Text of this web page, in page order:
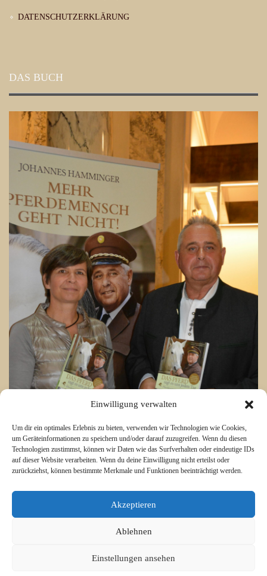
Einwilligung verwalten
Um dir ein optimales Erlebnis zu bieten, verwenden wir Technologien wie Cookies,
um Geräteinformationen zu speichern und/oder darauf zuzugreifen. Wenn du diesen
Technologien zustimmst, können wir Daten wie das Surfverhalten oder eindeutige IDs
auf dieser Website verarbeiten. Wenn du deine Einwilligung nicht erteilst oder
zurückziehst, können bestimmte Merkmale und Funktionen beeinträchtigt werden.
Akzeptieren
Ablehnen
Einstellungen ansehen
DATENSCHUTZERKLÄRUNG
DAS BUCH